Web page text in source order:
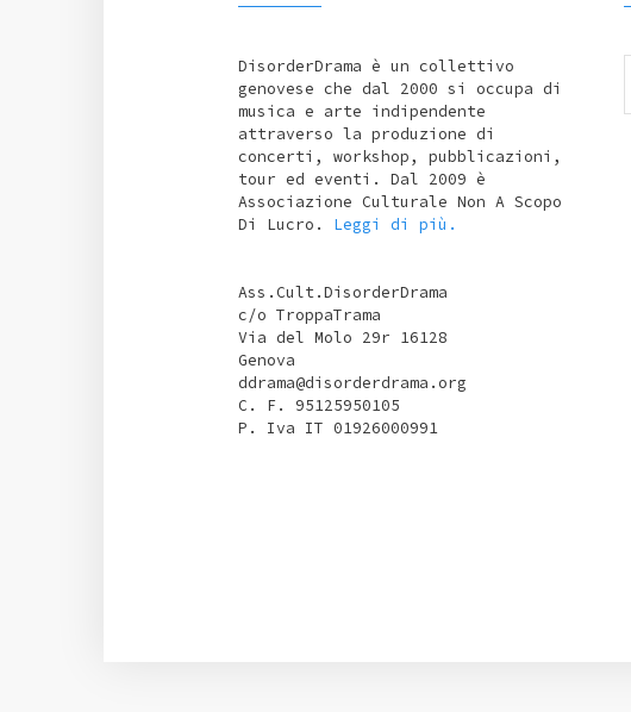
DisorderDrama è un collettivo
genovese che dal 2000 si occupa di
musica e arte indipendente
attraverso la produzione di
concerti, workshop, pubblicazioni,
tour ed eventi. Dal 2009 è
Associazione Culturale Non A Scopo
Di Lucro. Leggi di più.
Ass.Cult.DisorderDrama
c/o TroppaTrama
Via del Molo 29r 16128
Genova
ddrama@disorderdrama.org
C. F. 95125950105
P. Iva IT 01926000991